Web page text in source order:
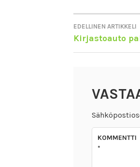
SELAUS
EDELLINEN ARTIKKELI
Kirjastoauto
KOMMENTTI
*